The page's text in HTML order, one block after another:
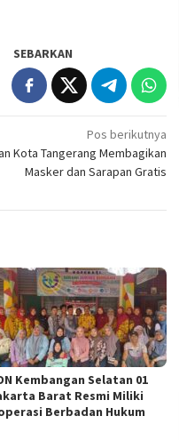
SEBARKAN
Pos berikutnya
Kota Tangerang Membagikan
Masker dan Sarapan Gratis
Kembangan Selatan 01
Barat Resmi Miliki
Berbadan Hukum